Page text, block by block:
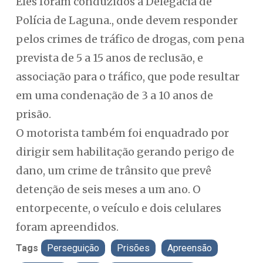
Polícia de Laguna., onde devem responder
pelos crimes de tráfico de drogas, com pena
prevista de 5 a 15 anos de reclusão, e
associação para o tráfico, que pode resultar
em uma condenação de 3 a 10 anos de
prisão.
O motorista também foi enquadrado por
dirigir sem habilitação gerando perigo de
dano, um crime de trânsito que prevê
detenção de seis meses a um ano. O
entorpecente, o veículo e dois celulares
foram apreendidos.
Tags Perseguição Prisões Apreensão